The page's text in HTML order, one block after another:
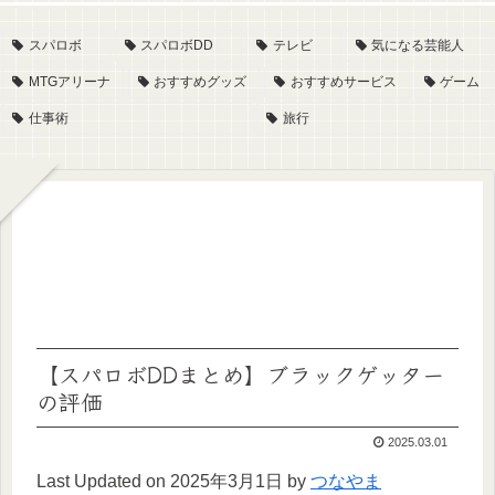
スパロボ スパロボDD テレビ 気になる芸能人
MTGアリーナ おすすめグッズ おすすめサービス ゲーム
仕事術 旅行
【スパロボDDまとめ】ブラックゲッター
の評価
2025.03.01
Last Updated on 2025年3月1日 by つなやま